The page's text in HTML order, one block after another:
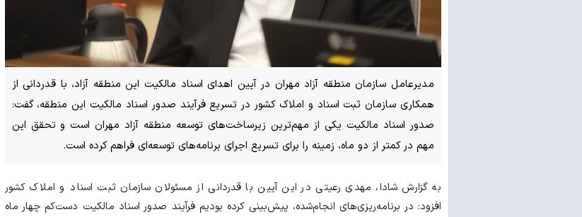
مدیرعامل سازمان منطقه آزاد مهران در آیین اهدای اسناد مالکیت این منطقه آزاد، با قدردانی از
همکاری سازمان ثبت اسناد و املاک کشور در تسریع فرآیند صدور اسناد مالکیت این منطقه، گفت:
صدور اسناد مالکیت یکی از مهم‌ترین زیرساخت‌های توسعه منطقه آزاد مهران است و تحقق این
مهم در کمتر از دو ماه، زمینه را برای تسریع اجرای برنامه‌های توسعه‌ای فراهم کرده است.
به گزارش شادا، مهدی رعیتی در این آیین با قدردانی از مسئولان سازمان ثبت اسناد و املاک کشور
افزود: در برنامه‌ریزی‌های انجام‌شده، پیش‌بینی کرده بودیم فرآیند صدور اسناد مالکیت دست‌کم چهار ماه